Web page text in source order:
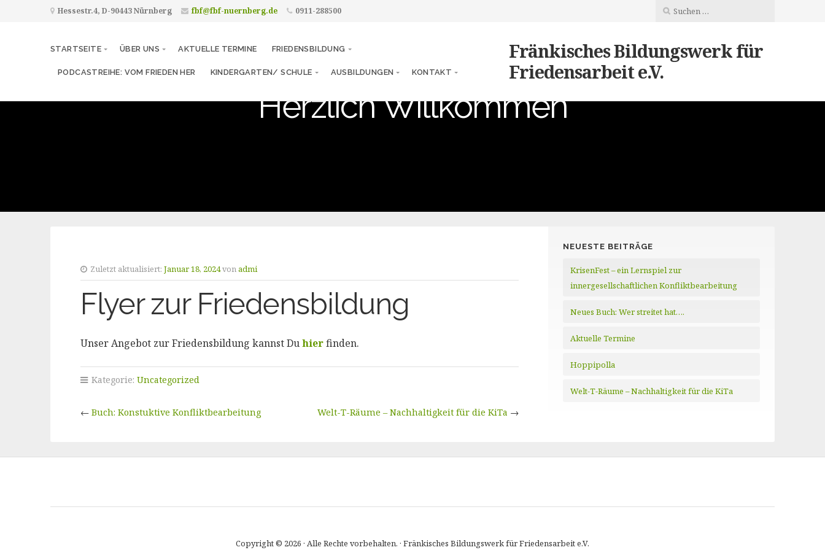
Hessestr.4, D-90443 Nürnberg fbf@fbf-nuernberg.de 0911-288500
Fränkisches Bildungswerk für
Friedensarbeit e.V.
STARTSEITE ÜBER UNS AKTUELLE TERMINE FRIEDENSBILDUNG
PODCASTREIHE: VOM FRIEDEN HER KINDERGARTEN/ SCHULE AUSBILDUNGEN KONTAKT
Herzlich Willkommen
Zuletzt aktualisiert: Januar 18, 2024vonadmi
Flyer zur Friedensbildung
Unser Angebot zur Friedensbildung kannst Duhierfinden.
Kategorie: Uncategorized
← Buch: Konstuktive Konfliktbearbeitung Welt-T-Räume – Nachhaltigkeit für die KiTa →
NEUESTE BEITRÄGE
KrisenFest – ein Lernspiel zur
innergesellschaftlichen Konfliktbearbeitung
Neues Buch: Wer streitet hat….
Aktuelle Termine
Hoppipolla
Welt-T-Räume – Nachhaltigkeit für die KiTa
Copyright © 2026 · Alle Rechte vorbehalten. · Fränkisches Bildungswerk für Friedensarbeit e.V.